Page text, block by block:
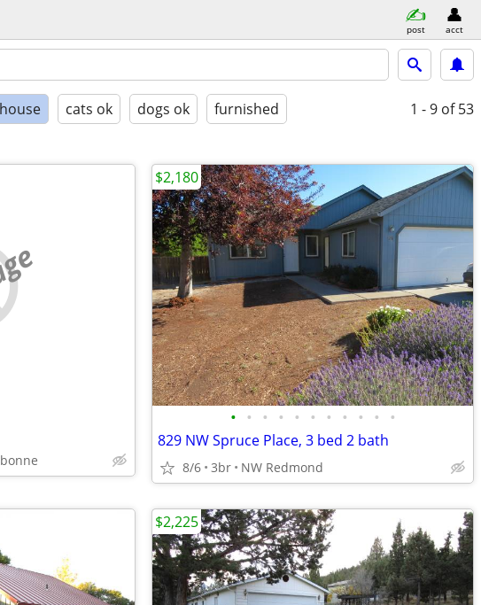
post acct
house cats ok dogs ok furnished 1 - 9 of 53
• • • • • • • • • • •
829 NW Spruce Place, 3 bed 2 bath
8/6 3br NW Redmond
$2,180
$2,225